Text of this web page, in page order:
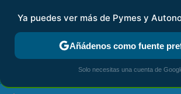
FISCALIDAD Y CONTABILIDAD KIT
Ya puedes ver más de Pymes y
Añádenos como fuente
Solo necesitas una cuenta de